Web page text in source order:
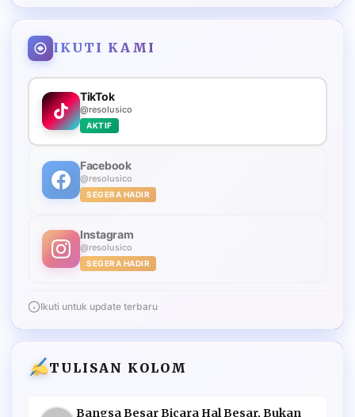
IKUTI KAMI
TikTok
@resolusico
AKTIF
Facebook
@resolusico
SEGERA HADIR
Instagram
@resolusico
SEGERA HADIR
Ikuti untuk update terbaru
TULISAN KOLOM
Bangsa Besar Bicara Hal Besar, Bukan